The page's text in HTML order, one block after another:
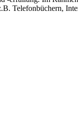
Telefonbüchern,